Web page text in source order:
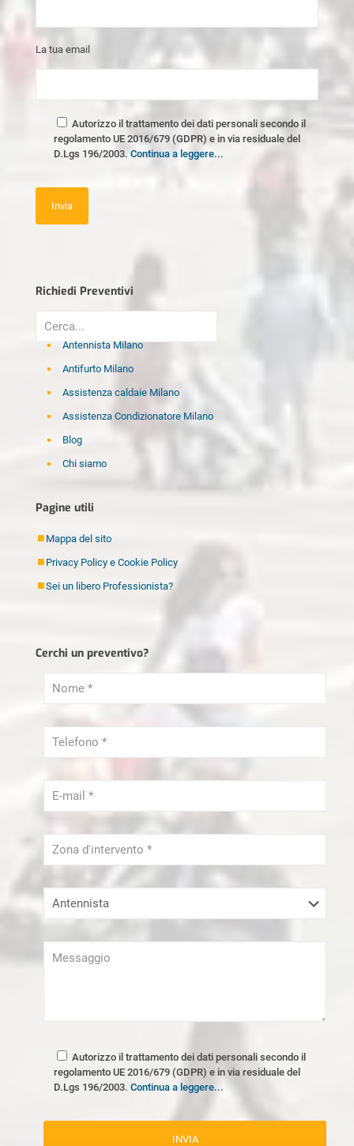
La tua email
Autorizzo il trattamento dei dati personali secondo il
regolamento UE 2016/679 (GDPR) e in via residuale del
D.Lgs 196/2003. Continua a leggere...
Richiedi Preventivi
Antennista Milano
Antifurto Milano
Assistenza caldaie Milano
Assistenza Condizionatore Milano
Blog
Chi siamo
Elettricista Milano
Fabbro Milano
Idraulico Milano
Imbianchino Milano
Ristrutturazioni Milano
Sgombero Milano
Tapparellista Milano
Pagine utili
Mappa del sito
Privacy Policy e Cookie Policy
Sei un libero Professionista?
Cerchi un preventivo?
Autorizzo il trattamento dei dati personali secondo il
regolamento UE 2016/679 (GDPR) e in via residuale del
D.Lgs 196/2003. Continua a leggere...